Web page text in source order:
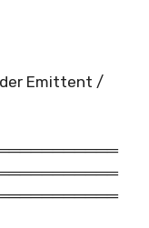
Emittent /